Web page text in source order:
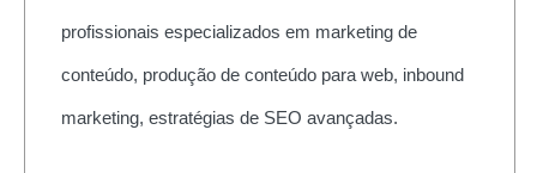
profissionais especializados em marketing de
conteúdo, produção de conteúdo para web, inbound
marketing, estratégias de SEO avançadas.